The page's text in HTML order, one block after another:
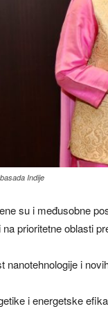
Indije
su i međusobne
na prioritetne oblasti
nanotehnologije i
i energetske